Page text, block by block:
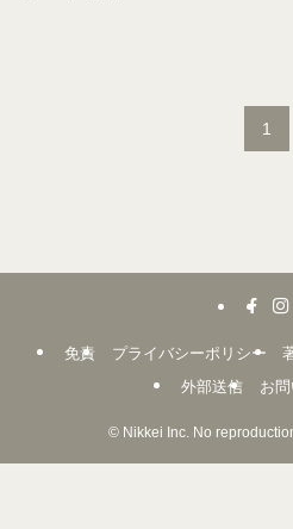
1
免責 プライバシーポリシー
外部送信
お
©Nikkei Inc. No